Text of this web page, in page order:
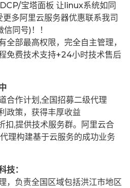
宝塔面板 让 linux系统如同
多阿里云服务器优惠联系我司
信同号)！！
全部最高权限，完全自主管理，
免费技术支持+24小时技术售后
合作计划,全国招募二级代理
政策，获得丰厚收益
扣,提供技术服务群。阿里云合
理构建基于云服务的成功业务
技：
，负责全国区域包括洪江市地区